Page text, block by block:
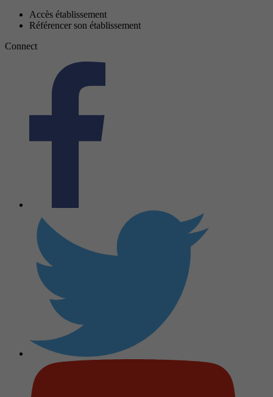
Accès établissement
Référencer son établissement
Connect